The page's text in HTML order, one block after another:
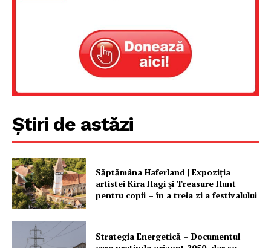
Știri de astăzi
Săptămâna Haferland | Expoziţia
artistei Kira Hagi şi Treasure Hunt
pentru copii – în a treia zi a festivalului
Strategia Energetică – Documentul